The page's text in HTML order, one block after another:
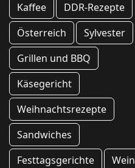
Kaffee
DDR-Rezepte
Österreich
Sylvester
Grillen und BBQ
Käsegericht
Weihnachtsrezepte
Sandwiches
Festtagsgerichte
Wein